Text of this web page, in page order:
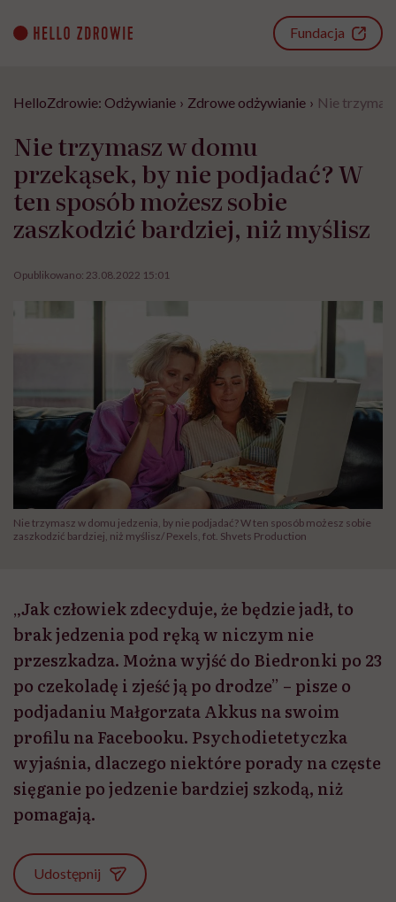
content
Fundacja
HelloZdrowie: Odżywianie › Zdrowe odżywianie › Nie
Nie trzymasz w domu
przekąsek, by nie podjadać? W
ten sposób możesz sobie
zaszkodzić bardziej, niż myślisz
Opublikowano: 23.08.2022 15:01
Nie trzymasz w domu jedzenia, by nie podjadać? W ten sposób możesz sobie
zaszkodzić bardziej, niż myślisz/ Pexels, fot. Shvets Production
„Jak człowiek zdecyduje, że będzie jadł, to
brak jedzenia pod ręką w niczym nie
przeszkadza. Można wyjść do Biedronki po 23
po czekoladę i zjeść ją po drodze” – pisze o
podjadaniu Małgorzata Akkus na swoim
profilu na Facebooku. Psychodietetyczka
wyjaśnia, dlaczego niektóre porady na częste
sięganie po jedzenie bardziej szkodą, niż
pomagają.
Udostępnij